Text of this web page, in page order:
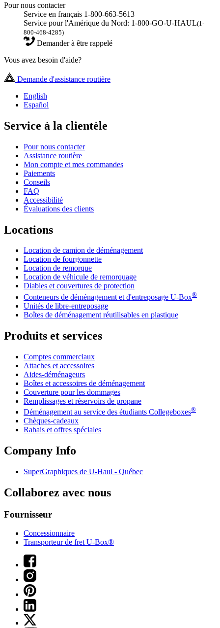
Pour nous contacter
Service en français 1-800-663-5613
Service pour l'Amérique du Nord: 1-800-GO-U-HAUL(1-
800-468-4285)
Demander à être rappelé
Vous avez besoin d'aide?
Demande d'assistance routière
English
Español
Service à la clientèle
Pour nous contacter
Assistance routière
Mon compte et mes commandes
Paiements
Conseils
FAQ
Accessibilité
Évaluations des clients
Locations
Location de camion de déménagement
Location de fourgonnette
Location de remorque
Location de véhicule de remorquage
Diables et couvertures de protection
Conteneurs de déménagement et d'entreposage U-Box®
Unités de libre-entreposage
Boîtes de déménagement réutilisables en plastique
Produits et services
Comptes commerciaux
Attaches et accessoires
Aides-déménageurs
Boîtes et accessoires de déménagement
Couverture pour les dommages
Remplissages et réservoirs de propane
Déménagement au service des étudiants Collegeboxes®
Chèques-cadeaux
Rabais et offres spéciales
Company Info
SuperGraphiques de U-Haul - Québec
Collaborez avec nous
Fournisseur
Concessionnaire
Transporteur de fret U-Box®